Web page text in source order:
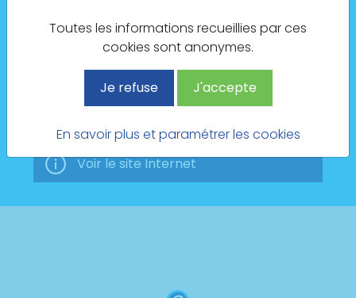
04 20 98 48 37
Voir le site Internet
Toutes les informations recueillies par ces
cookies sont anonymes.
Je refuse J'accepte
En savoir plus et paramétrer les cookies